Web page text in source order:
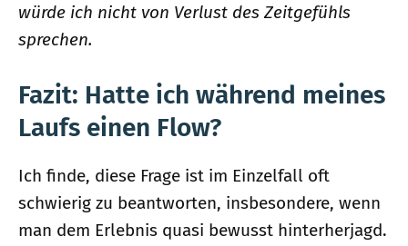
würde ich nicht von Verlust des Zeitgefühls
sprechen.
Fazit: Hatte ich während meines
Laufs einen Flow?
Ich finde, diese Frage ist im Einzelfall oft
schwierig zu beantworten, insbesondere, wenn
man dem Erlebnis quasi bewusst hinterherjagd.